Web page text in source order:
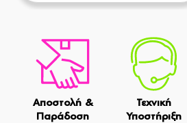
Αποστολή &
Παράδοση
Τεχνική
Υποστήριξη